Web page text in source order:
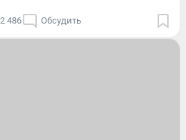
2 486 Обсудить